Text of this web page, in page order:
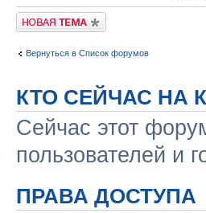
Новая тема
Вернуться в Список форумов
КТО СЕЙЧАС НА
Сейчас этот
пользователей и
ПРАВА ДОСТУПА